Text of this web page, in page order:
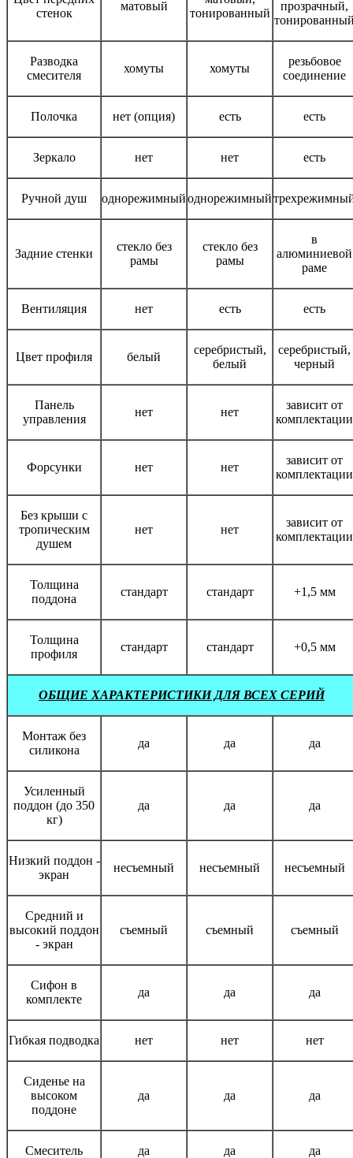
стенок
матовый
тонированный
прозрачный,
Разводка
смесителя
хомуты хомуты
резьбовое
соединение
Полочка нет (опция) есть есть
Зеркало нет нет есть
Ручной душ однорежимныйоднорежимный
Задние стенки
стекло без
рамы
стекло без
рамы
в
алюминиевой
раме
Вентиляция нет есть есть
Цвет профиля белый
серебристый,
белый
серебристый,
черный
Панель
управления
нет нет
зависит от
комплектации
Форсунки нет нет
зависит от
комплектации
Без крыши с
тропическим
душем
нет нет
зависит от
комплектации
Толщина
поддона
стандарт стандарт +1,5 мм
Толщина
профиля
стандарт стандарт +0,5 мм
ОБЩИЕ ХАРАКТЕРИСТИКИ ДЛЯ ВСЕХ СЕРИЙ
Монтаж без
силикона
да да да
Усиленный
поддон (до 350
кг)
да да да
Низкий поддон -
экран
несъемный несъемный несъемный
Средний и
высокий поддон
- экран
съемный съемный съемный
Сифон в
комплекте
да да да
Гибкая подводка нет нет нет
Сиденье на
высоком
поддоне
да да да
Смеситель да да да